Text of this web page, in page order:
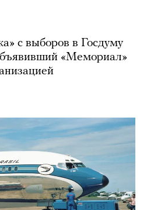
с выборов в Госдуму
«Мемориал»